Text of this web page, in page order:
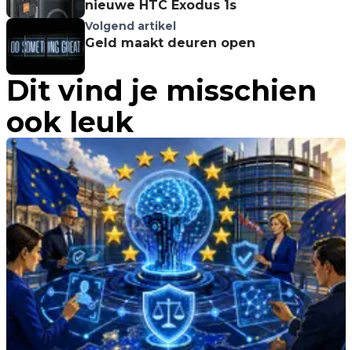
nieuwe HTC Exodus 1s
Volgend artikel
Geld maakt deuren open
Dit vind je misschien
ook leuk